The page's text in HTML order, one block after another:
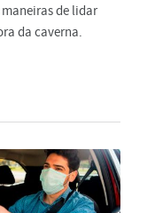
de lidar
da caverna.